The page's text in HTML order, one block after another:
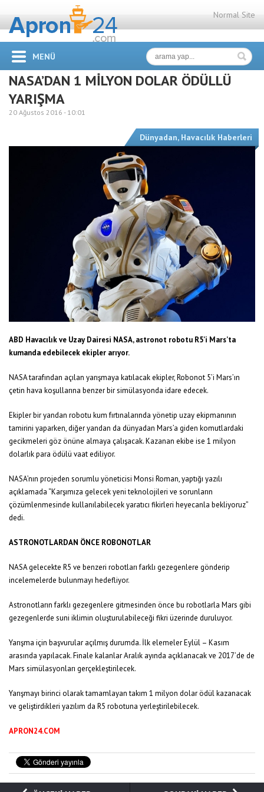
Normal Site
MENÜ
NASA’DAN 1 MİLYON DOLAR ÖDÜLLÜ
YARIŞMA
20 Ağustos 2016 - 10:01
Dünyadan, Havacılık Haberleri
ABD Havacılık ve Uzay Dairesi NASA, astronot robotu R5’i Mars’ta
kumanda edebilecek ekipler arıyor.
NASA tarafından açılan yarışmaya katılacak ekipler, Robonot 5’i Mars’ın
çetin hava koşullarına benzer bir simülasyonda idare edecek.
Ekipler bir yandan robotu kum fırtınalarında yönetip uzay ekipmanının
tamirini yaparken, diğer yandan da dünyadan Mars’a giden komutlardaki
gecikmeleri göz önüne almaya çalışacak. Kazanan ekibe ise 1 milyon
dolarlık para ödülü vaat ediliyor.
NASA’nın projeden sorumlu yöneticisi Monsi Roman, yaptığı yazılı
açıklamada “Karşımıza gelecek yeni teknolojileri ve sorunların
çözümlenmesinde kullanılabilecek yaratıcı fikirleri heyecanla bekliyoruz”
dedi.
ASTRONOTLARDAN ÖNCE ROBONOTLAR
NASA gelecekte R5 ve benzeri robotları farklı gezegenlere gönderip
incelemelerde bulunmayı hedefliyor.
Astronotların farklı gezegenlere gitmesinden önce bu robotlarla Mars gibi
gezegenlerde suni iklimin oluşturulabileceği fikri üzerinde duruluyor.
Yarışma için başvurular açılmış durumda. İlk elemeler Eylül – Kasım
arasında yapılacak. Finale kalanlar Aralık ayında açıklanacak ve 2017’de de
Mars simülasyonları gerçekleştirilecek.
Yarışmayı birinci olarak tamamlayan takım 1 milyon dolar ödül kazanacak
ve geliştirdikleri yazılım da R5 robotuna yerleştirilebilecek.
APRON24.COM